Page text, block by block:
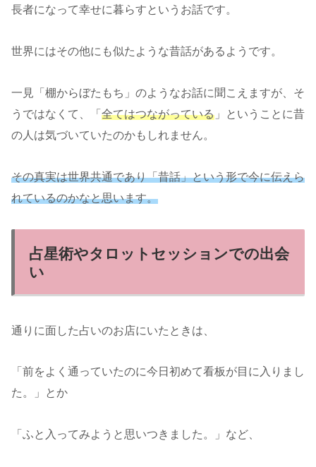
長者になって幸せに暮らすというお話です。
世界にはその他にも似たような昔話があるようです。
一見「棚からぼたもち」のようなお話に聞こえますが、そ
うではなくて、「 全てはつながっている 」ということに昔
の人は気づいていたのかもしれません。
その真実は世界共通であり「昔話」という形で今に伝えら
れているのかなと思います。
占星術やタロットセッションでの出会
い
通りに面した占いのお店にいたときは、
「前をよく通っていたのに今日初めて看板が目に入りまし
た。」とか
「ふと入ってみようと思いつきました。」など、